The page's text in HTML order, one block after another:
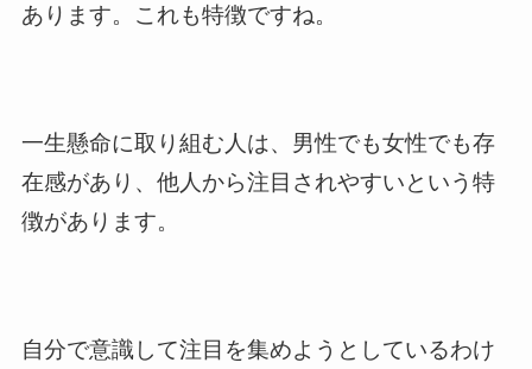
あります。これも特徴ですね。
一生懸命に取り組む人は、男性でも女性でも存
在感があり、他人から注目されやすいという特
徴があります。
自分で意識して注目を集めようとしているわけ